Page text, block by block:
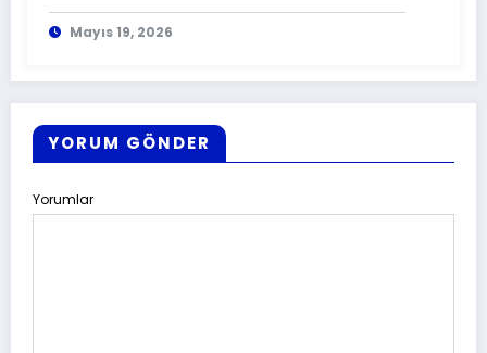
Mayıs 19, 2026
YORUM GÖNDER
Yorumlar